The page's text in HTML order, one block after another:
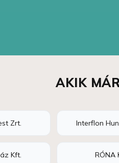
AKIK
Zrt. Interflon
Kft. RÓNA